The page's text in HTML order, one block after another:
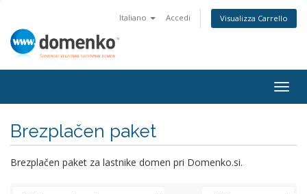
Italiano Accedi Visualizza Carrello
Brezplačen paket
Brezplačen paket za lastnike domen pri Domenko.si.